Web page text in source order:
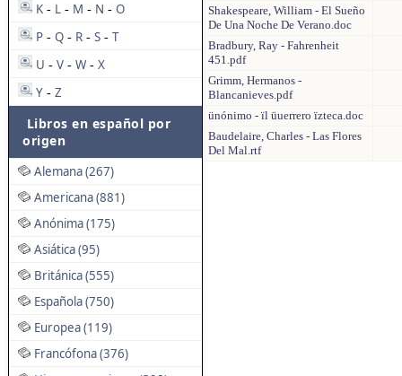
K - L - M - N - O
P - Q - R - S - T
U - V - W - X
Y - Z
Libros en español por
origen
Alemana (267)
Americana (881)
Anónima (175)
Asiática (95)
Británica (555)
Española (750)
Europea (119)
Francófona (376)
Shakespeare, William - El Sueño
De Una Noche De Verano.doc
Bradbury, Ray - Fahrenheit
451.pdf
Grimm, Hermanos -
Blancanieves.pdf
ünónimo - ïl üuerrero ïzteca.doc
Baudelaire, Charles - Las Flores
Del Mal.rtf